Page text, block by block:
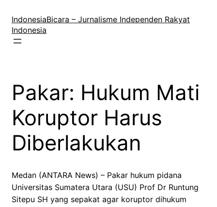
konten
IndonesiaBicara – Jurnalisme Independen Rakyat
Indonesia
Pakar: Hukum Mati
Koruptor Harus
Diberlakukan
Medan (ANTARA News) – Pakar hukum pidana
Universitas Sumatera Utara (USU) Prof Dr Runtung
Sitepu SH yang sepakat agar koruptor dihukum